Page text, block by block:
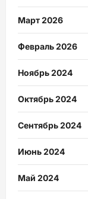
Март 2026
Февраль 2026
Ноябрь 2024
Октябрь 2024
Сентябрь 2024
Июнь 2024
Май 2024